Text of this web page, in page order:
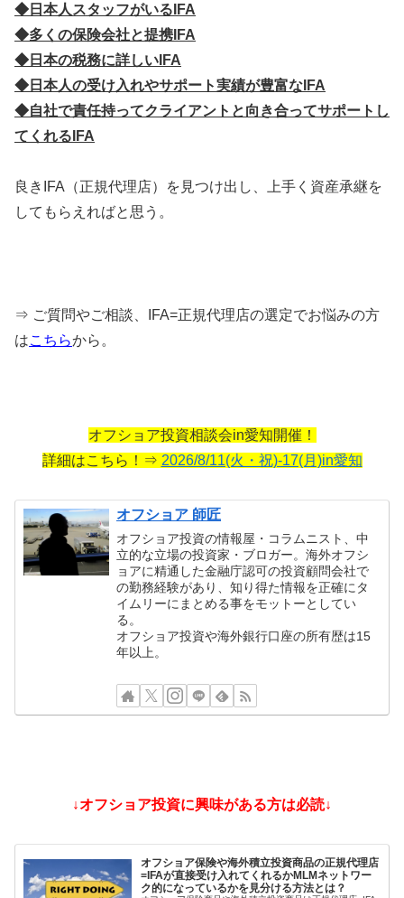
◆日本人スタッフがいるIFA
◆多くの保険会社と提携IFA
◆日本の税務に詳しいIFA
◆日本人の受け入れやサポート実績が豊富なIFA
◆自社で責任持ってクライアントと向き合ってサポートし
てくれるIFA
良きIFA（正規代理店）を見つけ出し、上手く資産承継を
してもらえればと思う。
⇒ ご質問やご相談、IFA=正規代理店の選定でお悩みの方
はこちらから。
オフショア投資相談会in愛知開催！
詳細はこちら！⇒ 2026/8/11(火・祝)-17(月)in愛知
オフショア 師匠
オフショア投資の情報屋・コラムニスト、中
立的な立場の投資家・ブロガー。海外オフシ
ョアに精通した金融庁認可の投資顧問会社で
の勤務経験があり、知り得た情報を正確にタ
イムリーにまとめる事をモットーとしてい
る。
オフショア投資や海外銀行口座の所有歴は15
年以上。
↓オフショア投資に興味がある方は必読↓
オフショア保険や海外積立投資商品の正規代理店
=IFAが直接受け入れてくれるかMLMネットワー
ク的になっているかを見分ける方法とは？